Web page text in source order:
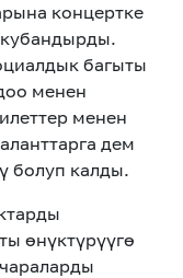
концертке
багыты
менен
менен
дем
болуп калды.
өнүктүрүүгө